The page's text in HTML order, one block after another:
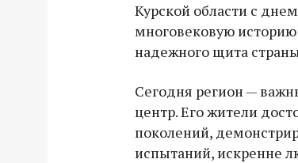
Курской области с
многовековую
надежного щита
Сегодня регион —
центр. Его жители
поколений,
испытаний, искренне